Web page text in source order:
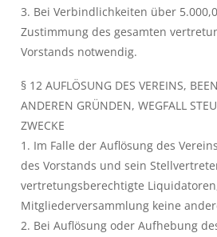
3. Bei Verbindlichkeiten über
Zustimmung des gesamten
Vorstands notwendig.
§ 12 AUFLÖSUNG DES VEREINS,
ANDEREN GRÜNDEN, WEGFALL
ZWECKE
1. Im Falle der Auflösung des
des Vorstands und sein
vertretungsberechtigte
Mitgliederversammlung keine
2. Bei Auflösung oder Aufhebung